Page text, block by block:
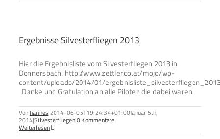
Ergebnisse Silvesterfliegen 2013
Hier die Ergebnisliste vom Silvesterfliegen 2013 in
Donnersbach. http://www.zettler.co.at/mojo/wp-
content/uploads/2014/01/
Danke und Gratulation an alle Piloten die dabei waren!
Von hannes|2014-06-05T19:24:34+01:00Januar 5th,
2014|Silvesterfliegen|0 Kommentare
Weiterlesen